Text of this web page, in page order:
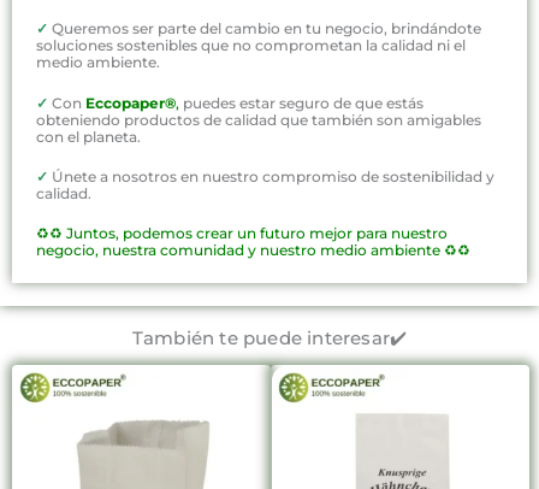
✓ Queremos ser parte del cambio en tu negocio, brindándote
soluciones sostenibles que no comprometan la calidad ni el
medio ambiente.
✓ Con Eccopaper®, puedes estar seguro de que estás
obteniendo productos de calidad que también son amigables
con el planeta.
✓ Únete a nosotros en nuestro compromiso de sostenibilidad y
calidad.
♻️♻️ Juntos, podemos crear un futuro mejor para nuestro
negocio, nuestra comunidad y nuestro medio ambiente ♻️♻️
También te puede interesar✔️